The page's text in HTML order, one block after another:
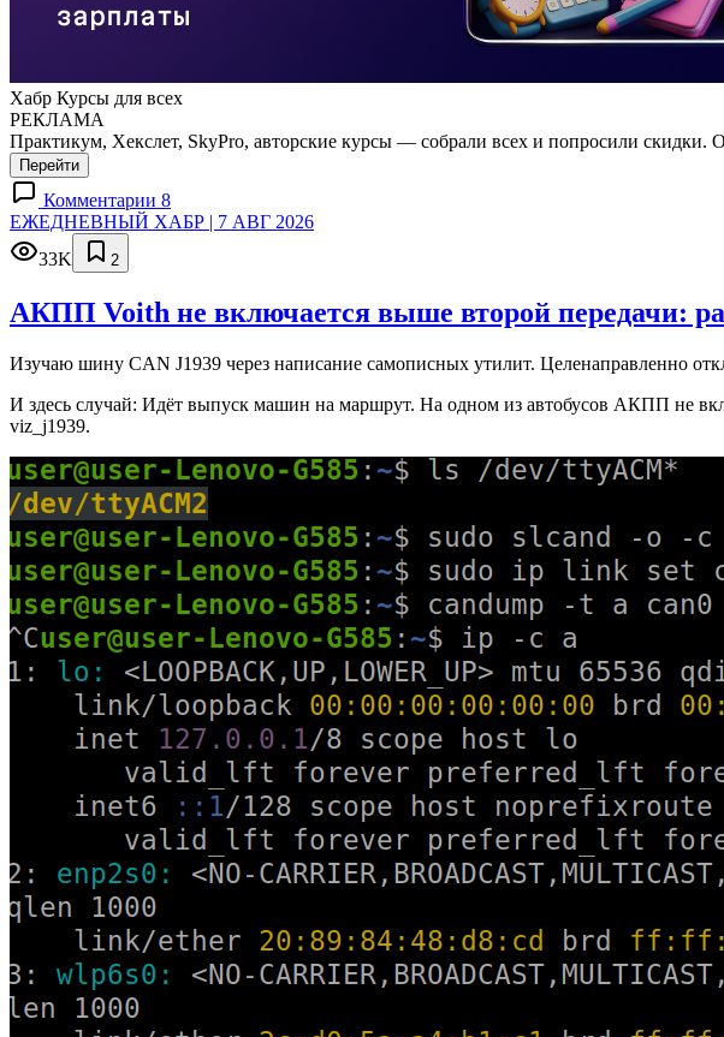
Хабр Курсы для всех
РЕКЛАМА
Практикум, Хекслет, SkyPro, авторские курсы — собрали всех и попросили скидки.
Перейти
Комментарии 8
ЕЖЕДНЕВНЫЙ ХАБР | 7 АВГ 2026
33K
2
АКПП Voith не включается выше второй передачи:
Изучаю шину CAN J1939 через написание самописных утилит. Целенаправленно
И здесь случай: Идёт выпуск машин на маршрут. На одном из автобусов АКПП не
viz_j1939.